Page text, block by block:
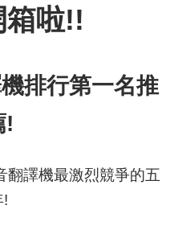
箱啦!!
排行第一名推
!
翻譯機最激烈競爭的五
!